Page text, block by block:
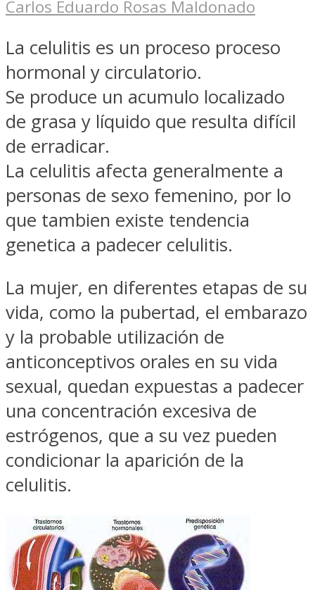
Carlos Eduardo Rosas Maldonado
La celulitis es un proceso proceso
hormonal y circulatorio.
Se produce un acumulo localizado
de grasa y líquido que resulta difícil
de erradicar.
La celulitis afecta generalmente a
personas de sexo femenino, por lo
que tambien existe tendencia
genetica a padecer celulitis.
La mujer, en diferentes etapas de su
vida, como la pubertad, el embarazo
y la probable utilización de
anticonceptivos orales en su vida
sexual, quedan expuestas a padecer
una concentración excesiva de
estrógenos, que a su vez pueden
condicionar la aparición de la
celulitis.